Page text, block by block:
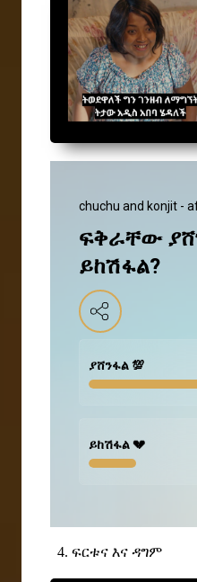
chuchu and konjit -
ፍቅራቸው
ይከሽፋል?
ያሸንፋል 💯
ይከሽፋል 💔
4. ፍርቱና እና ዳግም